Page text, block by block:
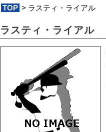
TOP > ラスティ・ライアル
ラスティ・ライアル